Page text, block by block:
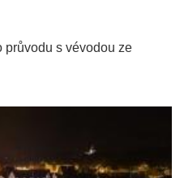
průvodu s vévodou ze